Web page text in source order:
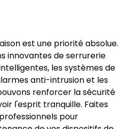
est une priorité absolue.
innovantes de serrurerie
les systèmes de
anti-intrusion et les
renforcer la sécurité
l'esprit tranquille. Faites
pour